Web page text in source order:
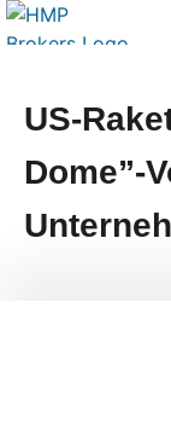
US-
Dome”-